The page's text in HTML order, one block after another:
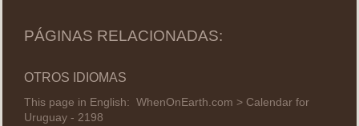
PÁGINAS RELACIONADAS:
OTROS IDIOMAS
This page in English: WhenOnEarth.com > Calendar for
Uruguay - 2198